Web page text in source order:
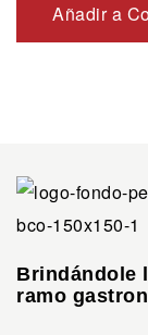
Añadir a
Brindándole
ramo